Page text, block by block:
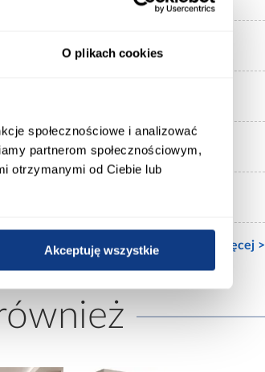
O plikach cookies
społecznościowe i analizować
partnerom społecznościowym,
otrzymanymi od Ciebie lub
Akceptuję wszystkie Zobacz więcej >